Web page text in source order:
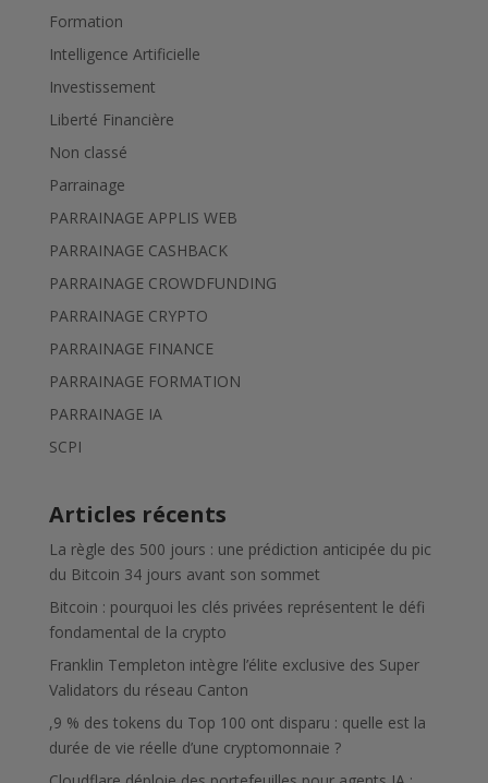
Formation
Intelligence Artificielle
Investissement
Liberté Financière
Non classé
Parrainage
PARRAINAGE APPLIS WEB
PARRAINAGE CASHBACK
PARRAINAGE CROWDFUNDING
PARRAINAGE CRYPTO
PARRAINAGE FINANCE
PARRAINAGE FORMATION
PARRAINAGE IA
SCPI
Articles récents
La règle des 500 jours : une prédiction anticipée du pic
du Bitcoin 34 jours avant son sommet
Bitcoin : pourquoi les clés privées représentent le défi
fondamental de la crypto
Franklin Templeton intègre l’élite exclusive des Super
Validators du réseau Canton
,9 % des tokens du Top 100 ont disparu : quelle est la
durée de vie réelle d’une cryptomonnaie ?